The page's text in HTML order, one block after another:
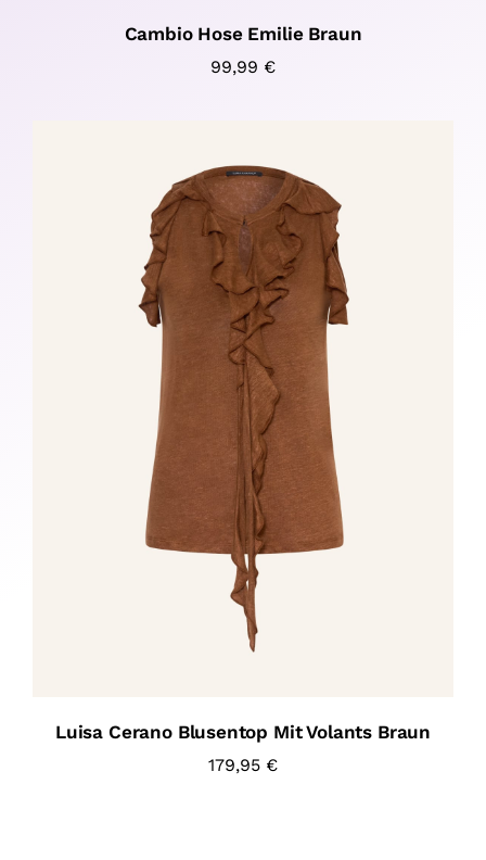
Cambio Hose Emilie Braun
99,99 €
Luisa Cerano Blusentop Mit Volants Braun
179,95 €